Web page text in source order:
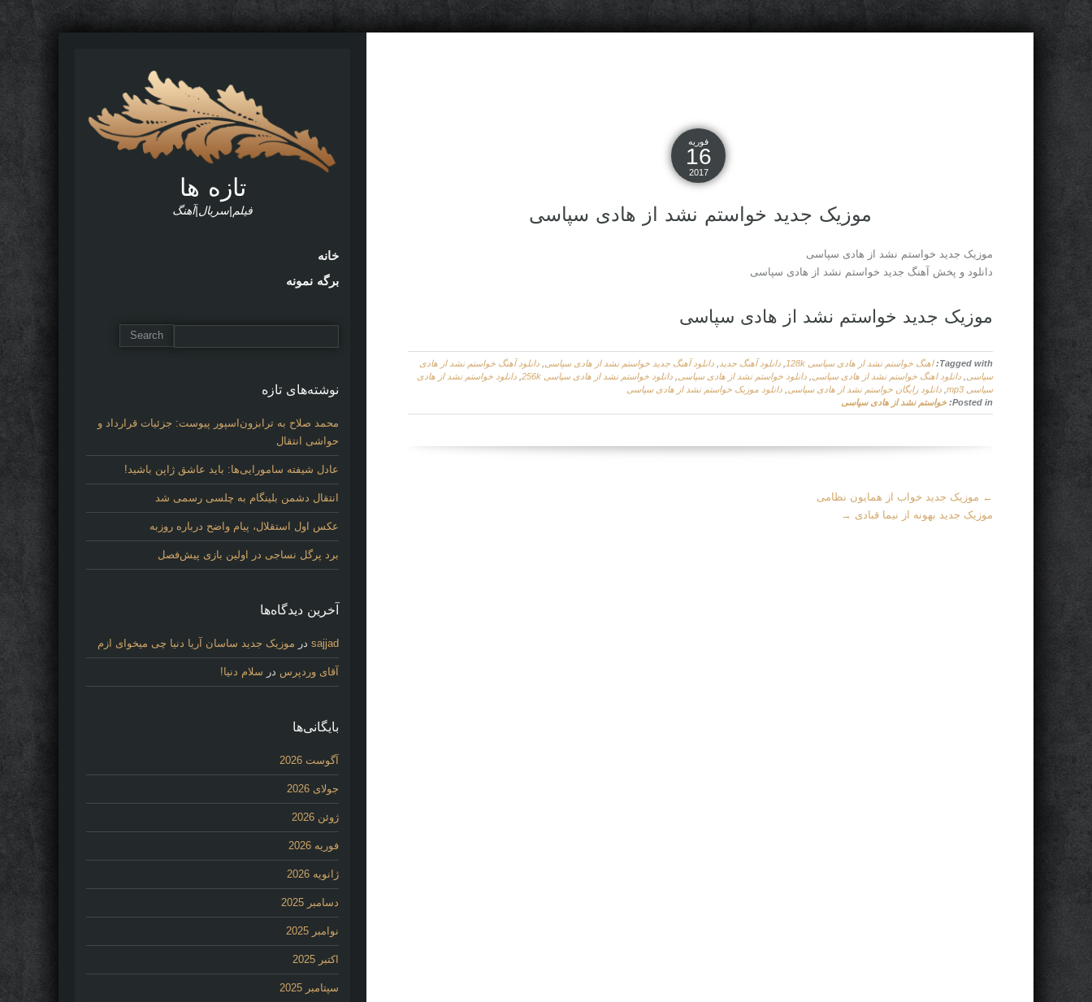
فوریه
16
2017
موزیک جدید خواستم نشد از هادی سپاسی
موزیک جدید خواستم نشد از هادی سپاسی
دانلود و پخش آهنگ جدید خواستم نشد از هادی سپاسی
موزیک جدید خواستم نشد از هادی سپاسی
Tagged with: اهنگ خواستم نشد از هادی سپاسی 128k دانلود آهنگ جدید دانلود آهنگ جدید خواستم نشد از هادی سپاسی دانلود آهنگ خواستم نشد از هادی
سپاسی دانلود اهنگ خواستم نشد از هادی سپاسی دانلود خواستم نشد از هادی سپاسی دانلود خواستم نشد از هادی سپاسی 256k
دانلود خواستم نشد از هادی
سپاسی mp3
دانلود رایگان خواستم نشد از هادی سپاسی دانلود موزیک خواستم نشد از هادی سپاسی
Posted in: خواستم نشد از هادی سپاسی
More
Articles
← موزیک جدید خواب از همایون نظامی
موزیک جدید بهونه از نیما قبادی →
تازه ها
فیلم|سریال|آهنگ
خانه
برگه نمونه
نوشته‌های تازه
محمد صلاح به ترابزون‌اسپور پیوست: جزئیات قرارداد و
حواشی انتقال
عادل شیفته سامورایی‌ها: باید عاشق ژاپن باشید!
انتقال دشمن بلینگام به چلسی رسمی شد
عکس اول استقلال، پیام واضح درباره روزبه
برد پرگل نساجی در اولین بازی پیش‌فصل
آخرین دیدگاه‌ها
sajjadدر موزیک جدید ساسان آریا دنیا چی میخوای ازم
آقای وردپرس در سلام دنیا!
بایگانی‌ها
آگوست 2026
جولای 2026
ژوئن 2026
فوریه 2026
ژانویه 2026
دسامبر 2025
نوامبر 2025
اکتبر 2025
سپتامبر 2025